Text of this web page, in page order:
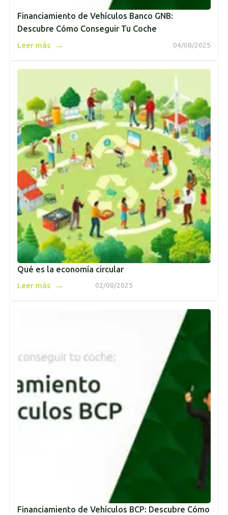
Financiamiento de Vehículos Banco GNB:
Descubre Cómo Conseguir Tu Coche
04/08/2025
Leer más →
Qué es la economía circular
02/08/2025
Leer más →
Financiamiento de Vehículos BCP: Descubre Cómo